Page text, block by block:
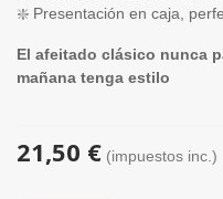
❇️ Presentación en caja,
El afeitado clásico nunca
mañana tenga estilo
21,50 € (impuestos inc.)